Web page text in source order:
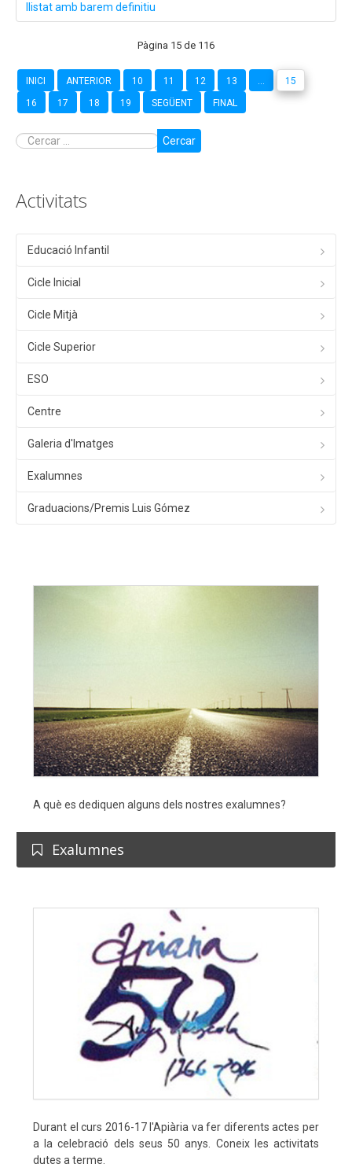
llistat amb barem definitiu
Pàgina 15 de 116
INICI ANTERIOR 10 11 12 13 ...
15
16
17 18 19 SEGÜENT FINAL
Cercar
Activitats
Educació Infantil
Cicle Inicial
Cicle Mitjà
Cicle Superior
ESO
Centre
Galeria d'Imatges
Exalumnes
Graduacions/Premis Luis Gómez
A què es dediquen alguns dels nostres exalumnes?
Exalumnes
Durant el curs 2016-17 l'Apiària va fer diferents actes per
a la celebració dels seus 50 anys. Coneix les activitats
dutes a terme.